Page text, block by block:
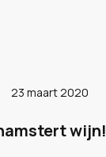
23 maart 2020
wijn!